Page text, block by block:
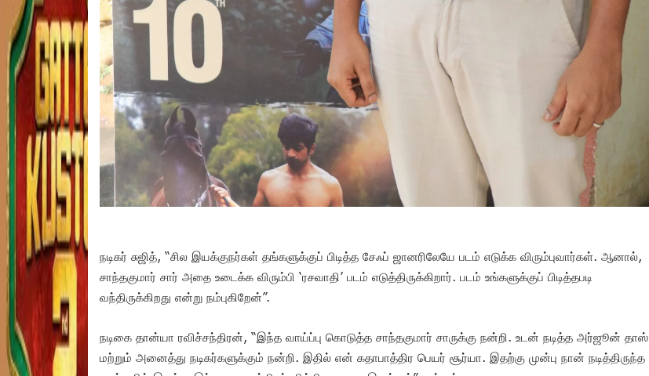
நடிகர் சுஜித், “சில இயக்குநர்கள் தங்களுக்குப் பிடித்த சேஃப் ஜானரிலேயே படம் எடுக்க விரும்புவார்கள். ஆனால்,
சாந்தகுமார் சார் அதை உடைக்க விரும்பி ‘ரசவாதி’ படம் எடுத்திருக்கிறார். படம் உங்களுக்குப் பிடித்தபடி
வந்திருக்கிறது என்று நம்புகிறேன்”.
நடிகை தான்யா ரவிச்சந்திரன், “இந்த வாய்ப்பு கொடுத்த சாந்தகுமார் சாருக்கு நன்றி. உடன் நடித்த அர்ஜூன் தாஸ்
மற்றும் அனைத்து நடிகர்களுக்கும் நன்றி. இதில் என் கதாபாத்திர பெயர் சூர்யா. இதற்கு முன்பு நான் நடித்திருந்த